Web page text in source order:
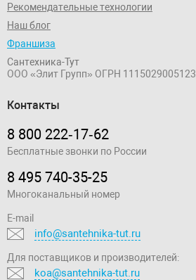
Рекомендательные технологии
Наш блог
Франшиза
Сантехника-Тут
ООО «Элит Групп» ОГРН 1115029005123
Контакты
8 800 222‑17‑62
Бесплатные звонки по России
8 495 740-35-25
Многоканальный номер
E-mail
info@santehnika-tut.ru
Для поставщиков и производителей:
koa@santehnika-tut.ru